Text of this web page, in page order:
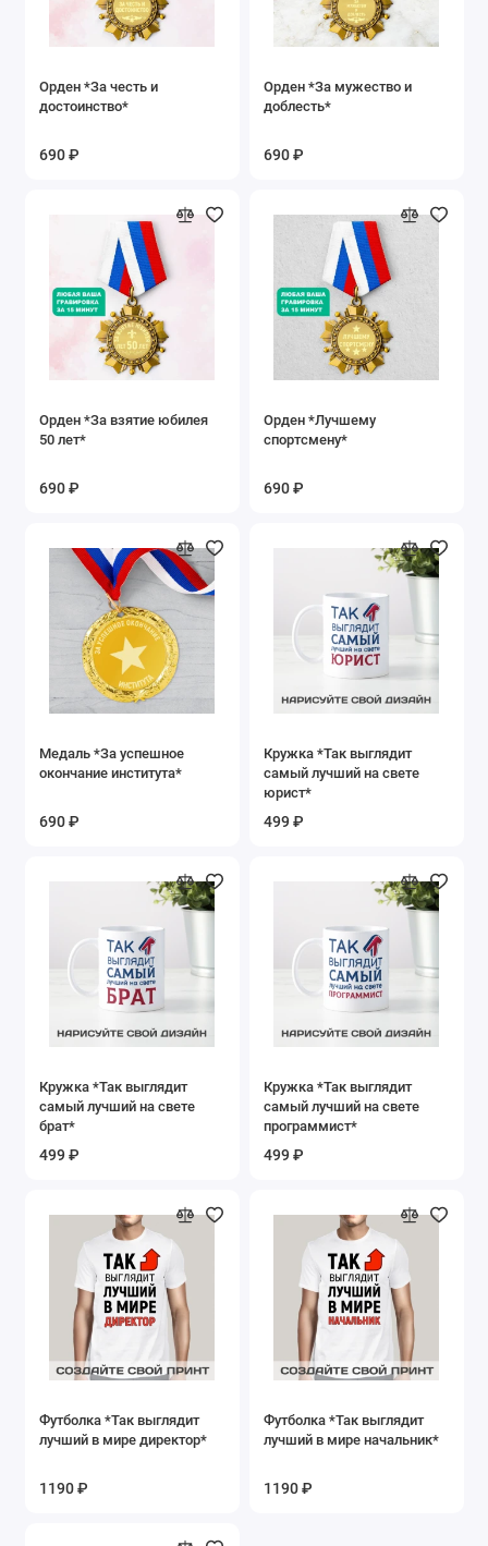
Орден *За честь и
достоинство*
690 ₽
Орден *За мужество и
доблесть*
690 ₽
Орден *За взятие юбилея
50 лет*
690 ₽
Орден *Лучшему
спортсмену*
690 ₽
Медаль *За успешное
окончание института*
690 ₽
Кружка *Так выглядит
самый лучший на свете
юрист*
499 ₽
Кружка *Так выглядит
самый лучший на свете
брат*
499 ₽
Кружка *Так выглядит
самый лучший на свете
программист*
499 ₽
Футболка *Так выглядит
лучший в мире директор*
1190 ₽
Футболка *Так выглядит
лучший в мире начальник*
1190 ₽